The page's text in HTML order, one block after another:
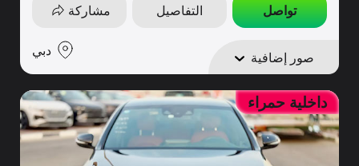
تواصل التفاصيل مشاركة
صور إضافية دبي
داخلية حمراء